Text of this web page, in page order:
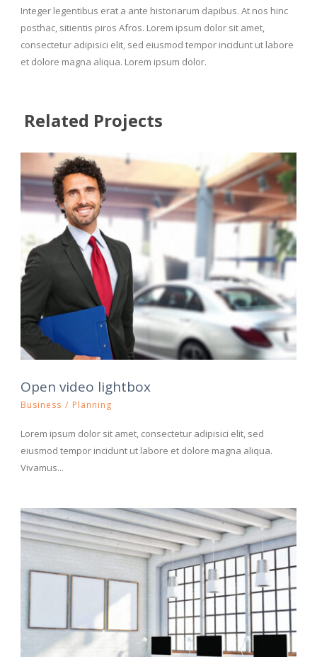
Integer legentibus erat a ante historiarum dapibus. At nos hinc
posthac, sitientis piros Afros. Lorem ipsum dolor sit amet,
consectetur adipisici elit, sed eiusmod tempor incidunt ut labore
et dolore magna aliqua. Lorem ipsum dolor.
Related Projects
Open video lightbox
Business / Planning
Lorem ipsum dolor sit amet, consectetur adipisici elit, sed
eiusmod tempor incidunt ut labore et dolore magna aliqua.
Vivamus...